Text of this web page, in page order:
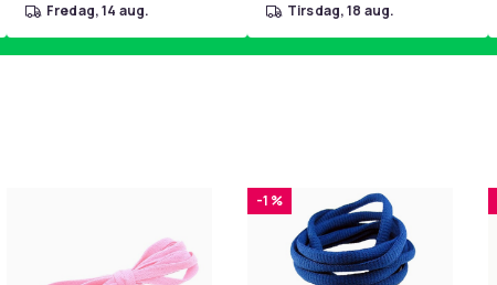
fredag, 14 aug. tirsdag, 18 aug.
-1 %